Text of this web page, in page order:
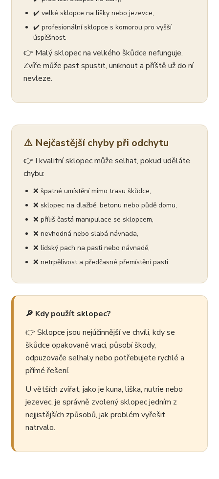
✔️ velké sklopce na lišky nebo jezevce,
✔️ profesionální sklopce s komorou pro vyšší
úspěšnost.
👉 Malý sklopec na velkého škůdce nefunguje.
Zvíře může past spustit, uniknout a příště už do ní
nevleze.
⚠️ Nejčastější chyby při odchytu
👉 I kvalitní sklopec může selhat, pokud uděláte
chybu:
❌ špatné umístění mimo trasu škůdce,
❌ sklopec na dlažbě, betonu nebo půdě domu,
❌ příliš častá manipulace se sklopcem,
❌ nevhodná nebo slabá návnada,
❌ lidský pach na pasti nebo návnadě,
❌ netrpělivost a předčasné přemístění pasti.
🔎 Kdy použít sklopec?
👉 Sklopce jsou nejúčinnější ve chvíli, kdy se
škůdce opakovaně vrací, působí škody,
odpuzovače selhaly nebo potřebujete rychlé a
přímé řešení.
U větších zvířat, jako je kuna, liška, nutrie nebo
jezevec, je správně zvolený sklopec jedním z
nejjistějších způsobů, jak problém vyřešit
natrvalo.